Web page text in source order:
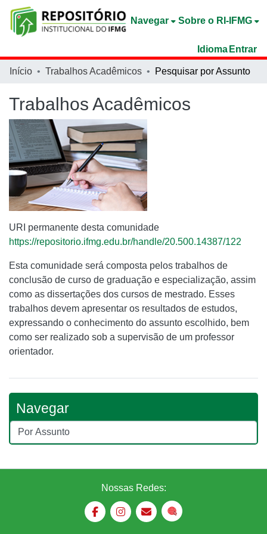
Navegar Sobre o RI-IFMG
Idioma Entrar
Início Trabalhos Acadêmicos Pesquisar por Assunto
Trabalhos Acadêmicos
URI permanente desta comunidade
https://repositorio.ifmg.edu.br/handle/20.500.14387/122
Esta comunidade será composta pelos trabalhos de
conclusão de curso de graduação e especialização, assim
como as dissertações dos cursos de mestrado. Esses
trabalhos devem apresentar os resultados de estudos,
expressando o conhecimento do assunto escolhido, bem
como ser realizado sob a supervisão de um professor
orientador.
Navegar
Nossas Redes: